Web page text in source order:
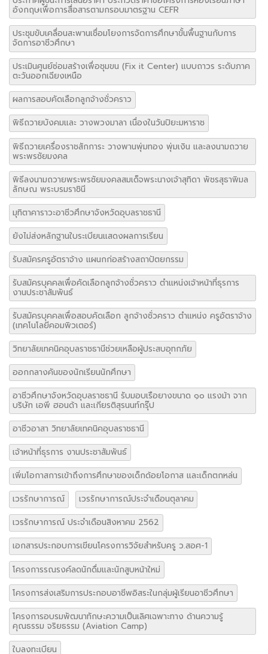
ปฐมนิเทศ
ประกวดราคา
ประกวดราคาซื้อเครื่องมือประจำตัวผู้เรียนสายอาชีพ
ประกวดราคาซื้อโครงการพัฒนาห้องเรียนภาษาอังกฤษเพื่อการสื่อสาร
ตามกรอบมาตรฐาน
ประกาศผู้ชนะการเสนอราคา ประกวดราคาซื้อโครงการห้องเรียนภาษา
อังกฤษเพื่อการสื่อสารตามกรอบมาตรฐาน CEFR
ประชุมขับเคลื่อนสะพานเชื่อมโยงการจัดการศึกษาขั้นพื้นฐานกับการ
จัดการอาชีวศึกษา
ประเมินศูนย์ซ่อมสร้างเพื่อชุมขน (Fix it Center) แบบถาวร ระดับภาค
ตะวันออกเฉียงเหนือ
ผลการสอบคัดเลือกลูกจ้างชั่วคราว
พิธีถวายบังคมและ วางพวงมาลา เนื่องในวันปิยะมหาราช
พิธีถวายเครื่องราชสักการะ วางพานพุ่มทอง พุ่มเงิน และลงนามถวาย
พระพรชัยมงคล
พิธีลงนามถวายพระพรชัยมงคลสมเด็จพระนางเจ้าสุทิดา พัชรสุธาพิมล
ลักษณ พระบรมราชินี
มุทิตาคาราวะอาชีวศึกษาจังหวัดอุบลราชธานี
ยังไม่ส่งหลักฐานใบระเบียนแสดงผลการเรียน
รับสมัครครูอัตราจ้าง แผนกก่อสร้างสถาปัตยกรรม
รับสมัครบุคคลเพื่อคัดเลือกลูกจ้างชั่วคราว ตำแหน่งเจ้าหน้าที่ธุรการ
งานประชาสัมพันธ์
รับสมัครบุคคลเพื่อสอบคัดเลือก ลูกจ้างชั่วคราว ตำแหน่ง ครูอัตราจ้าง
(เทคโนโลยีคอมพิวเตอร์)
วิทยาลัยเทคนิคอุบลราชธานีช่วยเหลือผู้ประสบอุทกภัย
ออกกลางคันของนักเรียนนักศึกษา
อาชีวศึกษาจังหวัดอุบลราชธานี รับมอบเรือยางขนาด ๑๐ แรงม้า จาก
บริษัท เอพี ฮอนด้า และเกียรติสุรนนท์กรุ๊ป
อาชีวอาสา วิทยาลัยเทคนิคอุบลราชธานี
เจ้าหน้าที่ธุรการ งานประชาสัมพันธ์
เพิ่มโอกาสการเข้าถึงการศึกษาของเด็กด้อยโอกาส และเด็กตกหล่น
เวรรักษาการณ์
เวรรักษาการณ์ประจำเดือนตุลาคม
เวรรักษาการณ์ ประจำเดือนสิงหาคม 2562
เอกสารประกอบการเขียนโครงการวิจัยสำหรับครู ว.สอศ-1